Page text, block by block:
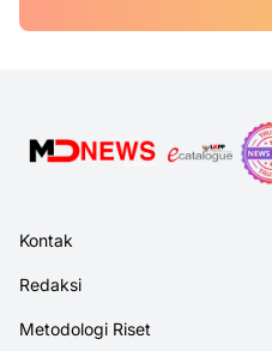
Kontak
Redaksi
Metodologi Riset